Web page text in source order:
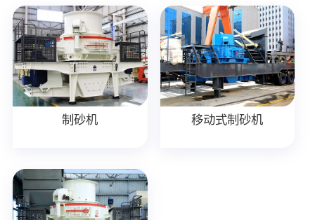
制砂机 移动式制砂机